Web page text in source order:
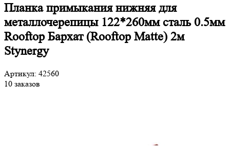
Планка примыкания нижняя для
металлочерепицы 122*260мм сталь 0.5мм
Rooftop Бархат (Rooftop Matte) 2м
Stynergy
Артикул: 42560
10 заказов